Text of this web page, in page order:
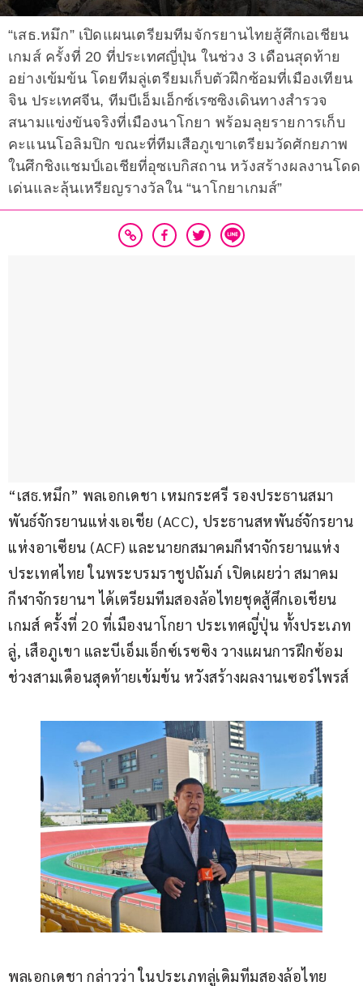
“เสธ.หมึก” เปิดแผนเตรียมทีมจักรยานไทยสู้ศึกเอเชียน
เกมส์ ครั้งที่ 20 ที่ประเทศญี่ปุ่น ในช่วง 3 เดือนสุดท้าย
อย่างเข้มข้น โดยทีมลู่เตรียมเก็บตัวฝึกซ้อมที่เมืองเทียน
จิน ประเทศจีน, ทีมบีเอ็มเอ็กซ์เรซซิงเดินทางสำรวจ
สนามแข่งขันจริงที่เมืองนาโกยา พร้อมลุยรายการเก็บ
คะแนนโอลิมปิก ขณะที่ทีมเสือภูเขาเตรียมวัดศักยภาพ
ในศึกชิงแชมป์เอเชียที่อุซเบกิสถาน หวังสร้างผลงานโดด
เด่นและลุ้นเหรียญรางวัลใน “นาโกยาเกมส์”
“เสธ.หมึก” พลเอกเดชา เหมกระศรี รองประธานสมา
พันธ์จักรยานแห่งเอเชีย (ACC), ประธานสหพันธ์จักรยาน
แห่งอาเซียน (ACF) และนายกสมาคมกีฬาจักรยานแห่ง
ประเทศไทย ในพระบรมราชูปถัมภ์ เปิดเผยว่า สมาคม
กีฬาจักรยานฯ ได้เตรียมทีมสองล้อไทยชุดสู้ศึกเอเชียน
เกมส์ ครั้งที่ 20 ที่เมืองนาโกยา ประเทศญี่ปุ่น ทั้งประเภท
ลู่, เสือภูเขา และบีเอ็มเอ็กซ์เรซซิง วางแผนการฝึกซ้อม
ช่วงสามเดือนสุดท้ายเข้มข้น หวังสร้างผลงานเซอร์ไพรส์
พลเอกเดชา กล่าวว่า ในประเภทลู่เดิมทีมสองล้อไทย